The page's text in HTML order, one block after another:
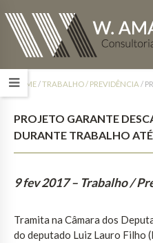
HOME/TRABALHO / PREVIDÊNCIA /
PROJETO GARANTE
DURANTE TRABALHO
9 fev 2017 – Trabalho /
Tramita na Câmara dos
do deputado Luiz Lauro Filho